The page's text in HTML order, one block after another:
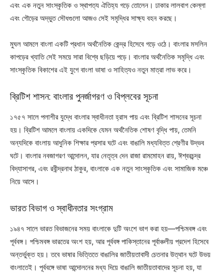
এবং এক নতুন সাংস্কৃতিক ও স্থাপত্য ঐতিহ্য গড়ে তোলেন। ঢাকার লালবাগ কেল্লা
এবং গৌড়ের অদ্ভুত সৌধগুলো আজও সেই সমৃদ্ধির সাক্ষ্য বহন করছে।
মুঘল আমলে বাংলা একটি প্রধান অর্থনৈতিক কেন্দ্র হিসেবে গড়ে ওঠে। বাংলার মসলিন
কাপড়ের খ্যাতি সেই সময়ে সারা বিশ্বে ছড়িয়ে পড়ে। বাংলার অর্থনৈতিক সমৃদ্ধি এবং
সাংস্কৃতিক বিকাশের এই যুগে বাংলা ভাষা ও সাহিত্যও নতুন মাত্রা লাভ করে।
ব্রিটিশ শাসন: বাংলার পুনর্জাগরণ ও বিপ্লবের সূচনা
১৭৫৭ সালে পলাশীর যুদ্ধে বাংলার স্বাধীনতা হ্রাস পায় এবং ব্রিটিশ শাসনের সূচনা
হয়। ব্রিটিশ আমলে বাংলায় একদিকে যেমন অর্থনৈতিক শোষণ বৃদ্ধি পায়, তেমনি
অন্যদিকে বাংলায় আধুনিক শিক্ষার প্রসার ঘটে এবং বাঙালি মধ্যবিত্ত শ্রেণীর উদ্ভব
ঘটে। বাংলার নবজাগরণ আন্দোলন, যার নেতৃত্ব দেন রাজা রামমোহন রায়, ঈশ্বরচন্দ্র
বিদ্যাসাগর, এবং রবীন্দ্রনাথ ঠাকুর, বাংলাকে এক নতুন সাংস্কৃতিক এবং সামাজিক মঞ্চে
নিয়ে আসে।
ভারত বিভাগ ও স্বাধীনতার সংগ্রাম
১৯৪৭ সালে ভারত বিভাজনের সময় বাংলাকে দুটি অংশে ভাগ করা হয়—পশ্চিমবঙ্গ এবং
পূর্ববঙ্গ। পশ্চিমবঙ্গ ভারতের অংশ হয়, আর পূর্ববঙ্গ পাকিস্তানের পূর্বাঞ্চলীয় প্রদেশ হিসেবে
অন্তর্ভুক্ত হয়। তবে ভাষার ভিত্তিতে বাঙালির জাতীয়তাবাদী চেতনার উত্থান ঘটে উভয়
বাংলাতেই। পূর্ববঙ্গে ভাষা আন্দোলনের মধ্য দিয়ে বাঙালি জাতীয়তাবাদের সূচনা হয়, যা